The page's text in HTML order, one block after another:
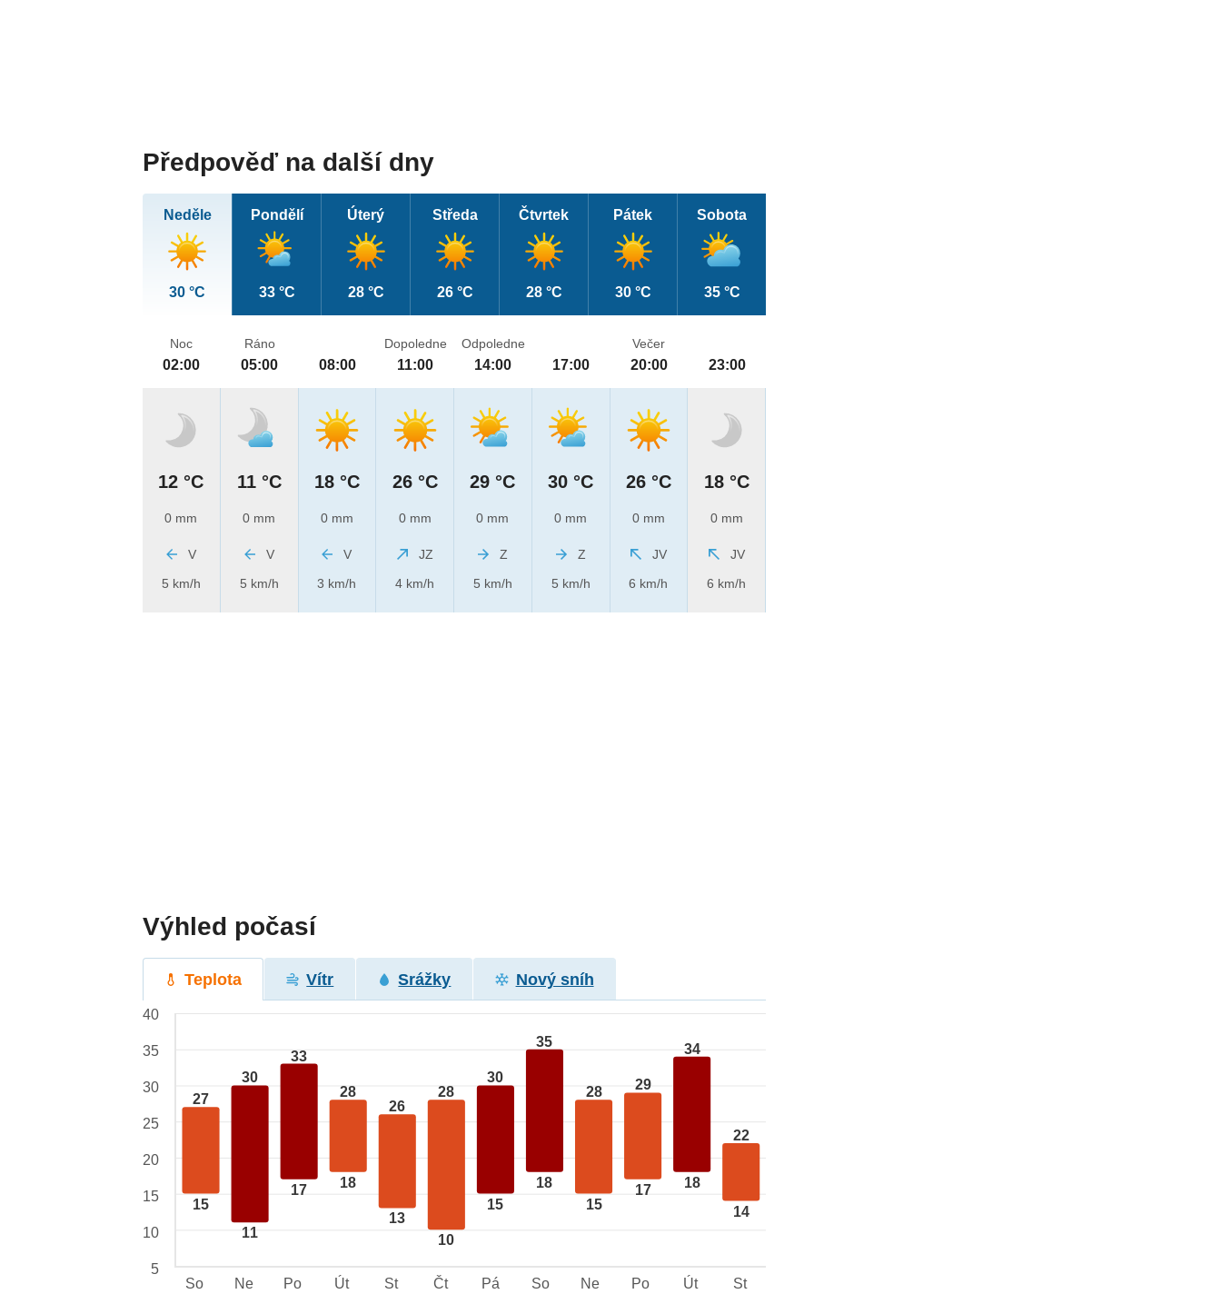
Předpověď na další dny
Neděle
30 °C
Pondělí
33 °C
Úterý
28 °C
Středa
26 °C
Čtvrtek
28 °C
Pátek
30 °C
Sobota
35 °C
Noc
02:00
12 °C
0 mm
V
5 km/h
Ráno
05:00
11 °C
0 mm
V
5 km/h
08:00
18 °C
0 mm
V
3 km/h
Dopoledne
11:00
26 °C
0 mm
JZ
4 km/h
Odpoledne
14:00
29 °C
0 mm
Z
5 km/h
17:00
30 °C
0 mm
Z
5 km/h
Večer
20:00
26 °C
0 mm
JV
6 km/h
23:00
18 °C
0 mm
JV
6 km/h
Výhled počasí
Teplota Vítr Srážky Nový sníh
27
15
30
11
33
17
28
18
26
13
28
10
30
15
35
18
28
15
29
17
34
18
22
14
40
35
30
25
20
15
10
5
So
Ne Po Út St Čt Pá So Ne Po Út St